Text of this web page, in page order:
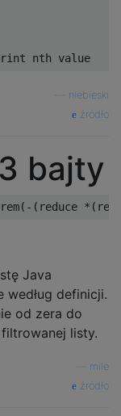
niebieski
źródło
bajty
rem( - ( reduce * (
Java
według definicji.
od zera do
listy.
mile
źródło